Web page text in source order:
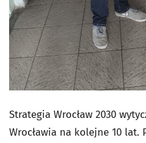
Strategia Wrocław 2030
Wrocławia na kolejne 10 lat.